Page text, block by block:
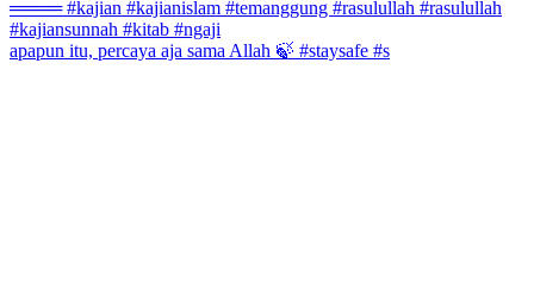
apapun itu, percaya aja sama Allah 🍃 #staysafe #s